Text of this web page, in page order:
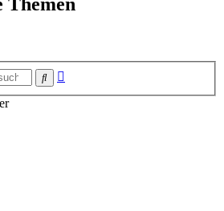
Suche